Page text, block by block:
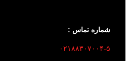
شماره تماس :
۰۲۱۸۸۳۰۷۰۰۴-۵